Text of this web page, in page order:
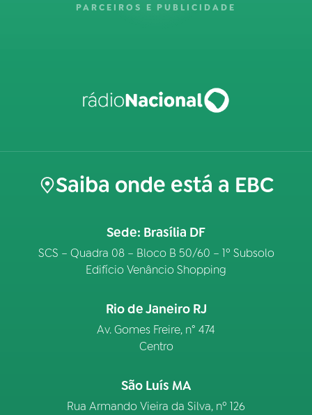
PARCEIROS E PUBLICIDADE
Saiba onde está a EBC
Sede: Brasília DF
SCS – Quadra 08 – Bloco B 50/60 – 1º Subsolo
Edifício Venâncio Shopping
Rio de Janeiro RJ
Av. Gomes Freire, n° 474
Centro
São Luís MA
Rua Armando Vieira da Silva, nº 126